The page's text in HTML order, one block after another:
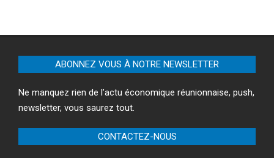
ABONNEZ VOUS À NOTRE NEWSLETTER
Ne manquez rien de l’actu économique réunionnaise, push,
newsletter, vous saurez tout.
CONTACTEZ-NOUS